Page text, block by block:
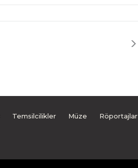
Temsilcilikler Müze Röportajlar